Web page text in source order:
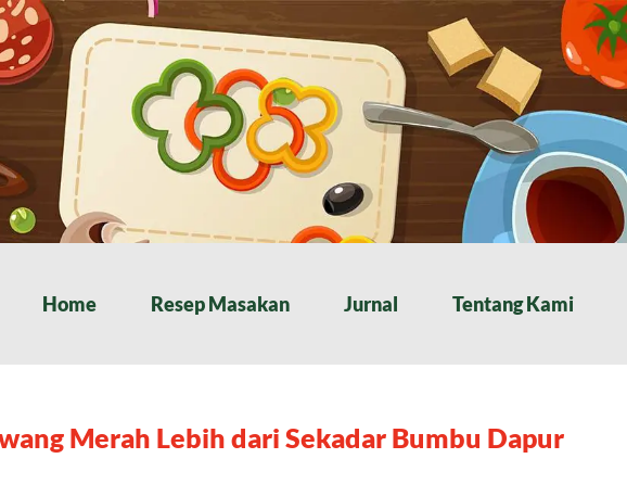
Home Resep Masakan Jurnal Tentang Kami
Merah Lebih dari Sekadar Bumbu Dapur